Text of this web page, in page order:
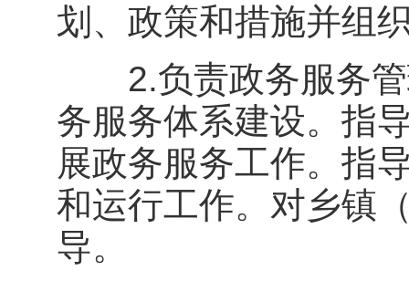
划、政策和措施并组
2.负责政务服务管
务服务体系建设。指
展政务服务工作。指
和运行工作。对乡镇
导。